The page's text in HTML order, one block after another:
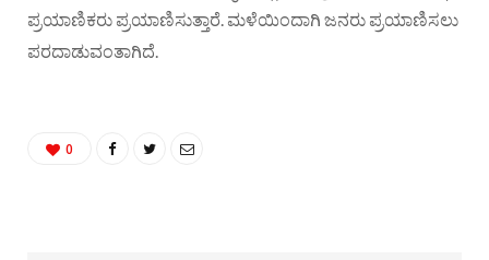
ಪ್ರಯಾಣಿಕರು ಪ್ರಯಾಣಿಸುತ್ತಾರೆ. ಮಳೆಯಿಂದಾಗಿ ಜನರು ಪ್ರಯಾಣಿಸಲು
ಪರದಾಡುವಂತಾಗಿದೆ.
0